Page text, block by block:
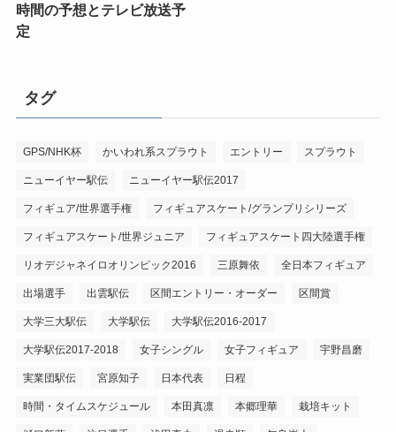
時間の予想とテレビ放送予
定
タグ
GPS/NHK杯 かいわれ系スプラウト エントリー スプラウト
ニューイヤー駅伝 ニューイヤー駅伝2017
フィギュア/世界選手権 フィギュアスケート/グランプリシリーズ
フィギュアスケート/世界ジュニア フィギュアスケート四大陸選手権
リオデジャネイロオリンピック2016 三原舞依 全日本フィギュア
出場選手 出雲駅伝 区間エントリー・オーダー 区間賞
大学三大駅伝 大学駅伝 大学駅伝2016-2017
大学駅伝2017-2018 女子シングル 女子フィギュア 宇野昌磨
実業団駅伝 宮原知子 日本代表 日程
時間・タイムスケジュール 本田真凛 本郷理華 栽培キット